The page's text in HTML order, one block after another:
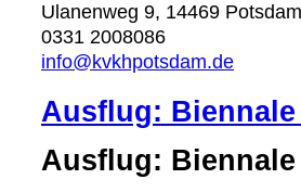
Ulanenweg 9, 14469 Potsdam
0331 2008086
info@kvkhpotsdam.de
Ausflug:
Ausflug: